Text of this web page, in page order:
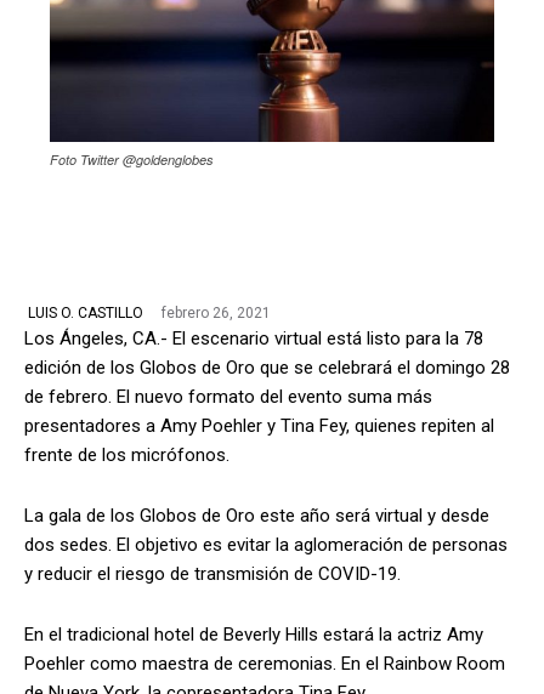
Foto Twitter @goldenglobes
LUIS O. CASTILLO febrero 26, 2021
Los Ángeles, CA.- El escenario virtual está listo para la 78
edición de los Globos de Oro que se celebrará el domingo 28
de febrero. El nuevo formato del evento suma más
presentadores a Amy Poehler y Tina Fey, quienes repiten al
frente de los micrófonos.
La gala de los Globos de Oro este año será virtual y desde
dos sedes. El objetivo es evitar la aglomeración de personas
y reducir el riesgo de transmisión de COVID-19.
En el tradicional hotel de Beverly Hills estará la actriz Amy
Poehler como maestra de ceremonias. En el Rainbow Room